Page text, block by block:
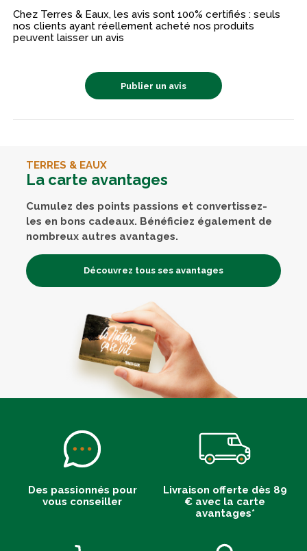
Chez Terres & Eaux, les avis sont 100% certifiés : seuls
nos clients ayant réellement acheté nos produits
peuvent laisser un avis
Publier un avis
TERRES & EAUX
La carte avantages
Cumulez des points passions et convertissez-
les en bons cadeaux. Bénéficiez également de
nombreux autres avantages.
Découvrez tous ses avantages
Des passionnés pour
vous conseiller
Livraison offerte dès 89
€ avec la carte
avantages*